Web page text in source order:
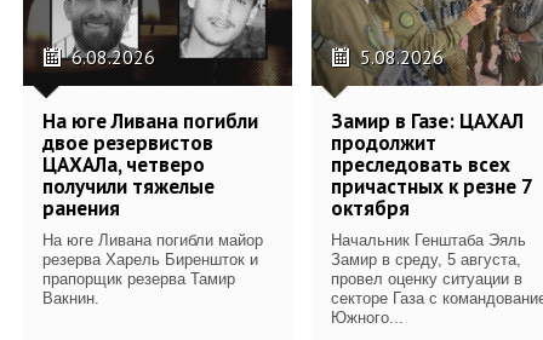
6.08.2026
На юге Ливана погибли
двое резервистов
ЦАХАЛа, четверо
получили тяжелые
ранения
На юге Ливана погибли майор
резерва Харель Биреншток и
прапорщик резерва Тамир
Вакнин.
5.08.2026
Замир в Газе: ЦАХАЛ
продолжит
преследовать всех
причастных к резне 7
октября
Начальник Генштаба Эяль
Замир в среду, 5 августа,
провел оценку ситуации в
секторе Газа с
Южного...